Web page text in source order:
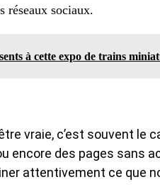
réseaux sociaux.
à cette expo de trains
vraie, c’est souvent le
encore des pages sans
attentivement ce que